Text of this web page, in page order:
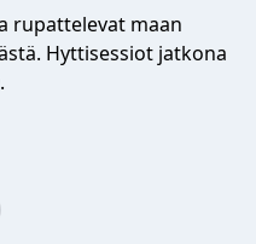
rupattelevat maan
Hyttisessiot jatkona